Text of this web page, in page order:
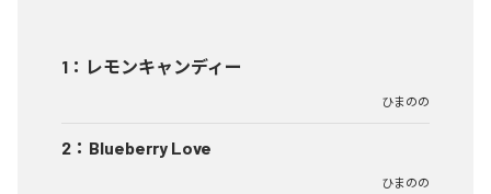
1 ： レモンキャンディー
ひまのの
2 ： Blueberry Love
ひまのの